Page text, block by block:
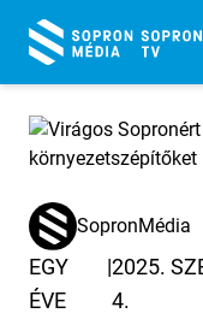
SopronMédia
EGY
ÉVE
|2025.
4.